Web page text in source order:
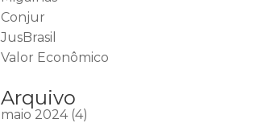
Conjur
JusBrasil
Valor Econômico
Arquivo
maio 2024(4)